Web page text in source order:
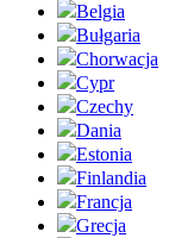
Belgia
Bułgaria
Chorwacja
Cypr
Czechy
Dania
Estonia
Finlandia
Francja
Grecja